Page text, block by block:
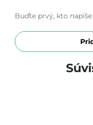
d
o
t
e
Buďte prvý, kto